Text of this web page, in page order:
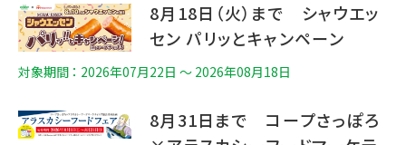
8月18日（火）まで シャウエッ
セン パリッとキャンペーン
対象期間 ： 2026年07月22日 〜 2026年08月18日
8月31日まで コープさっぽろ